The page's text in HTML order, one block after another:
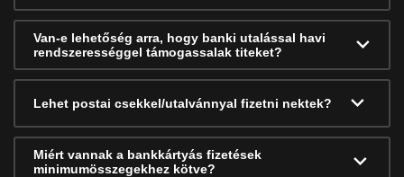
Van-e lehetőség arra, hogy banki utalással havi
rendszerességgel támogassalak titeket?
Lehet postai csekkel/utalvánnyal fizetni nektek?
Miért vannak a bankkártyás fizetések
minimumösszegekhez kötve?